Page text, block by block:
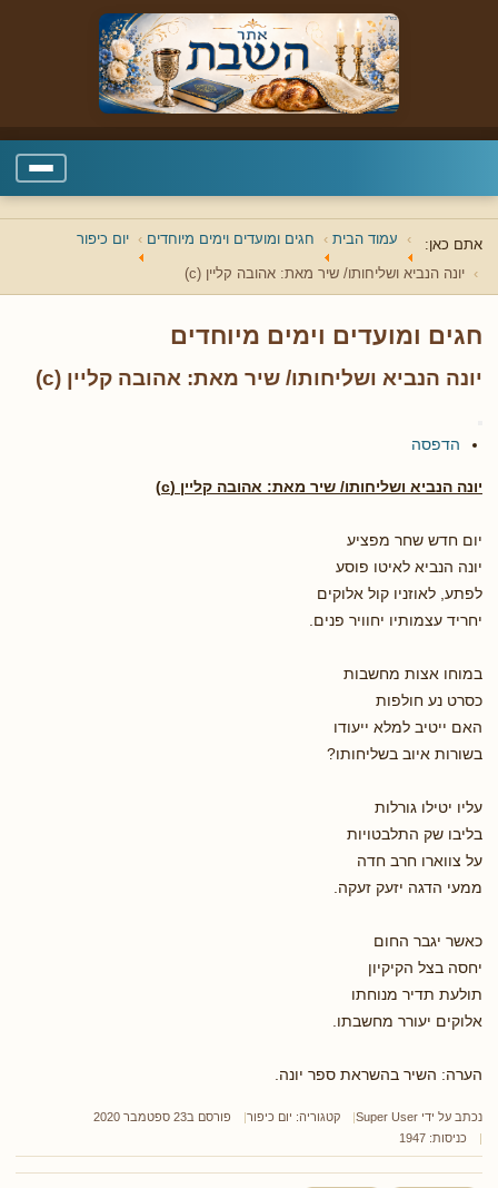
אתם כאן: עמוד הבית חגים ומועדים וימים מיוחדים יום כיפור
יונה הנביא ושליחותו/ שיר מאת: אהובה קליין (c)
חגים ומועדים וימים מיוחדים
יונה הנביא ושליחותו/ שיר מאת: אהובה קליין (c)
הדפסה
יונה הנביא ושליחותו/ שיר מאת: אהובה קליין (c)
יום חדש שחר מפציע
יונה הנביא לאיטו פוסע
לפתע, לאוזניו קול אלוקים
יחריד עצמותיו יחוויר פנים.
במוחו אצות מחשבות
כסרט נע חולפות
האם ייטיב למלא ייעודו
בשורות איוב בשליחותו?
עליו יטילו גורלות
בליבו שק התלבטויות
על צווארו חרב חדה
ממעי הדגה יזעק זעקה.
כאשר יגבר החום
יחסה בצל הקיקיון
תולעת תדיר מנוחתו
אלוקים יעורר מחשבתו.
הערה: השיר בהשראת ספר יונה.
נכתב על ידי Super User קטגוריה: יום כיפור
פורסם ב23 ספטמבר 2020
כניסות: 1947